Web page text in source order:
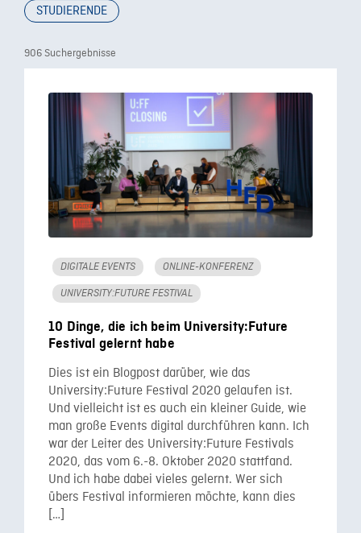
906 Suchergebnisse
DIGITALE EVENTS ONLINE-KONFERENZ
UNIVERSITY:FUTURE FESTIVAL
10 Dinge, die ich beim University:Future
Festival gelernt habe
Dies ist ein Blogpost darüber, wie das
University:Future Festival 2020 gelaufen ist.
Und vielleicht ist es auch ein kleiner Guide, wie
man große Events digital durchführen kann. Ich
war der Leiter des University:Future Festivals
2020, das vom 6.-8. Oktober 2020 stattfand.
Und ich habe dabei vieles gelernt. Wer sich
übers Festival informieren möchte, kann dies
[…]
STUDIERENDE